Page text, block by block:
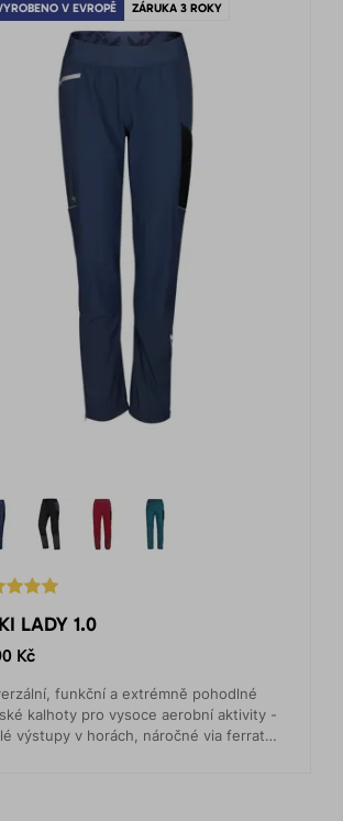
V EVROPĚ
ZÁRUKA 3 ROKY
LADY 1.0
Kč
funkční a extrémně pohodlné
kalhoty pro vysoce aerobní aktivity -
výstupy v horách, náročné via ferraty,